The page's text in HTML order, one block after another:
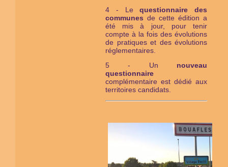
4 - Lequestionnaire des
communes de cette édition a
été mis à jour, pour tenir
compte à la fois des évolutions
de pratiques et des évolutions
réglementaires.
5 - Un nouveau
questionnaire
complémentaire est dédié aux
territoires candidats.